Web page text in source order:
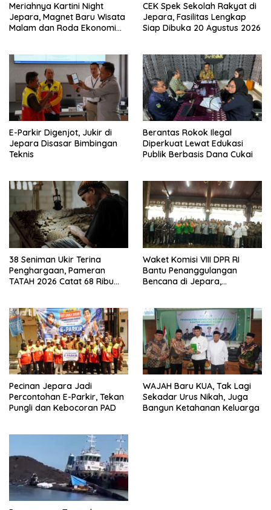
Meriahnya Kartini Night
Jepara, Magnet Baru Wisata
Malam dan Roda Ekonomi
CEK Spek Sekolah Rakyat di
Jepara, Fasilitas Lengkap
Siap Dibuka 20 Agustus 2026
E-Parkir Digenjot, Jukir di
Jepara Disasar Bimbingan
Teknis
Berantas Rokok Ilegal
Diperkuat Lewat Edukasi
Publik Berbasis Dana Cukai
38 Seniman Ukir Terina
Penghargaan, Pameran
TATAH 2026 Catat 68 Ribu
Waket Komisi VIII DPR RI
Bantu Penanggulangan
Bencana di Jepara,
Pecinan Jepara Jadi
Percontohan E-Parkir, Tekan
Pungli dan Kebocoran PAD
WAJAH Baru KUA, Tak Lagi
Sekadar Urus Nikah, Juga
Bangun Ketahanan Keluarga